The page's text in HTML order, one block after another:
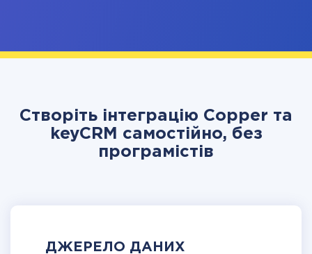
Створіть інтеграцію Copper та
keyCRM самостійно, без
програмістів
ДЖЕРЕЛО ДАНИХ